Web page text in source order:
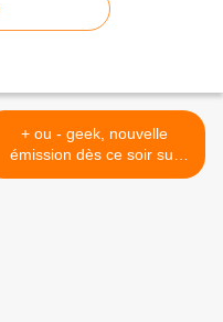
+ ou - geek, nouvelle
émission dès ce soir sur
Planète+No Limit >